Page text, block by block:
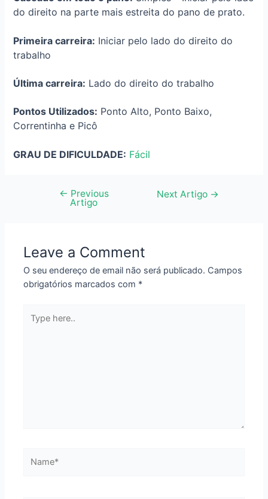
do direito na parte mais estreita do pano de prato.
Primeira carreira: Iniciar pelo lado do direito do
trabalho
Última carreira: Lado do direito do trabalho
Pontos Utilizados: Ponto Alto, Ponto Baixo,
Correntinha e Picô
GRAU DE DIFICULDADE: Fácil
Navegação
← Previous
Artigo
Next Artigo →
Leave a Comment
O seu endereço de email não será publicado. Campos
obrigatórios marcados com *
here..